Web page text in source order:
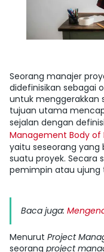
Seorang manajer
didefinisikan sebagai
untuk menggerakkan
tujuan utama
sejalan dengan
Management Body of
yaitu seseorang
suatu proyek. Secara
pemimpin atau ujung
Baca juga:
Menurut Project
seorang project